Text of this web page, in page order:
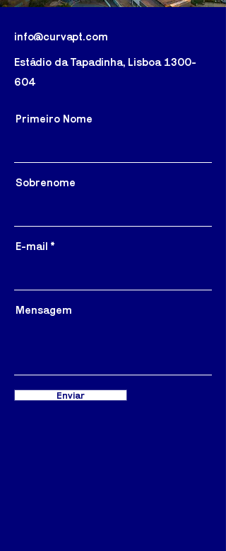
info@curvapt.com
Estádio da Tapadinha, Lisboa 1300-
604
Primeiro Nome
Sobrenome
E-mail
Mensagem
Enviar